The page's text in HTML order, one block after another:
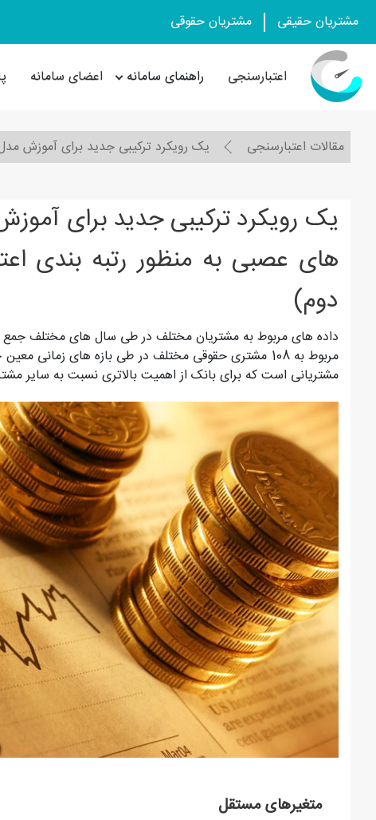
مشتریان حقیقی مشتریان حقوقی
اعتبارسنجی راهنمای سامانه اعضای سامانه
مقالات اعتبارسنجی یک رویکرد ترکیبی جدید برای آموزش
یک رویکرد ترکیبی جدید برای
های عصبی به منظور رتبه بندی
دوم)
داده های مربوط به مشتریان مختلف در طی سال های مختلف جمع
مربوط به 108 مشتری حقوقی مختلف در طی بازه های
مشتریانی است که برای بانک از اهمیت بالاتری نسبت به سایر
متغیرهای مستقل